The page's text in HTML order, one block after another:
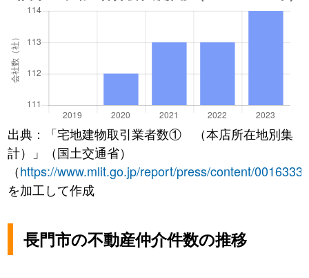
出典：「宅地建物取引業者数① （本店所在地別集
計）」（国土交通省）
（https://www.mlit.go.jp/report/press/content/
を加工して作成
長門市の不動産仲介件数の推移